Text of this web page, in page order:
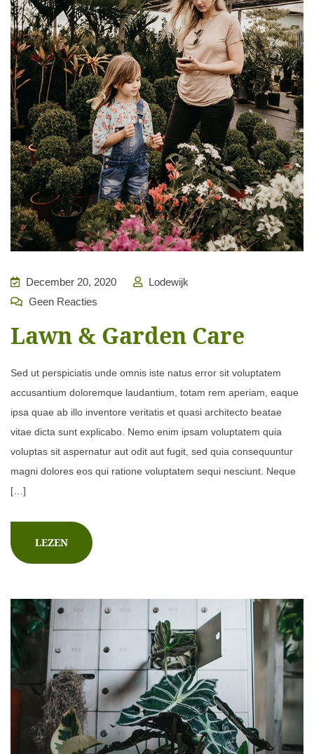
December 20, 2020
Lodewijk
Geen Reacties
Lawn & Garden Care
Sed ut perspiciatis unde omnis iste natus error sit voluptatem
accusantium doloremque laudantium, totam rem aperiam, eaque
ipsa quae ab illo inventore veritatis et quasi architecto beatae
vitae dicta sunt explicabo. Nemo enim ipsam voluptatem quia
voluptas sit aspernatur aut odit aut fugit, sed quia consequuntur
magni dolores eos qui ratione voluptatem sequi nesciunt. Neque
[…]
LEZEN